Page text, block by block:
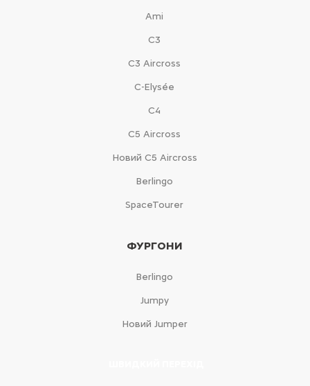
Ami
С3
С3 Aircross
C-Elysée
С4
С5 Aircross
Новий С5 Aircross
Berlingo
SpaceTourer
ФУРГОНИ
Berlingo
Jumpy
Новий Jumper